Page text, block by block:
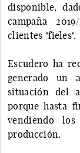
disponible,
campaña
clientes "fieles".
Escudero ha
generado un
situación del
porque hasta
vendiendo
producción.